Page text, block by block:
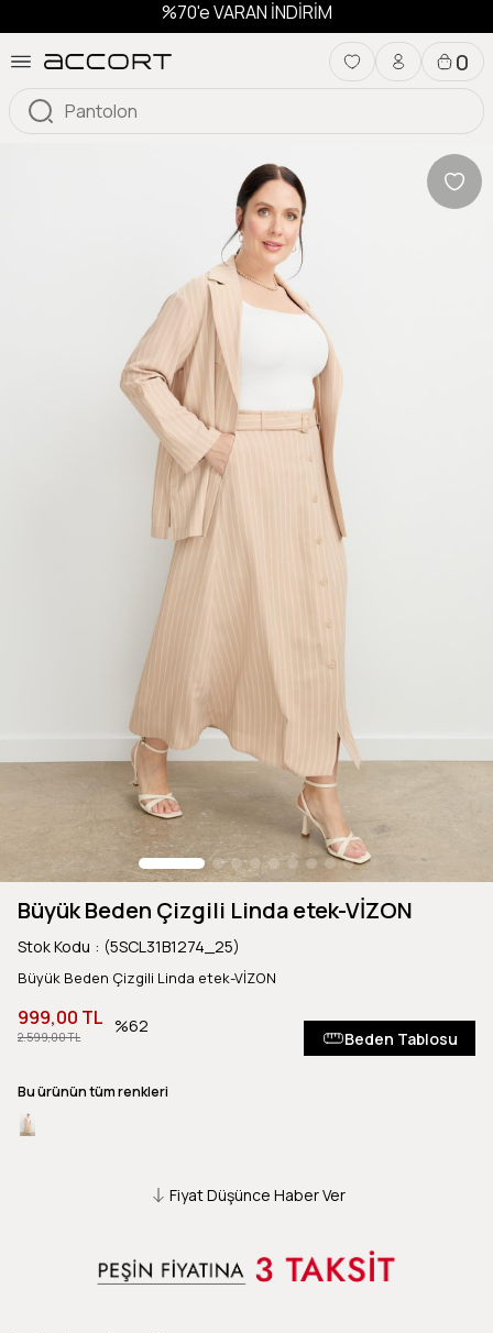
%70'e VARAN İNDİRİM
0
Büyük Beden Çizgili Linda etek-VİZON
Stok Kodu (5SCL31B1274_25)
Büyük Beden Çizgili Linda etek-VİZON
2.599,00 TL
999,00 TL 62
Beden Tablosu
Bu ürünün tüm renkleri
Fiyat Düşünce Haber Ver